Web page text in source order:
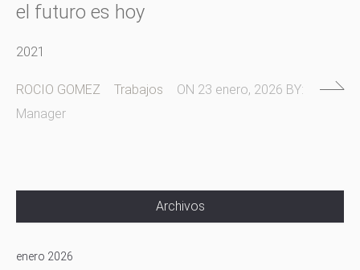
el futuro es hoy
2021
ROCIO GOMEZ Trabajos ON 23 enero, 2026 BY:
Manager
Archivos
enero 2026